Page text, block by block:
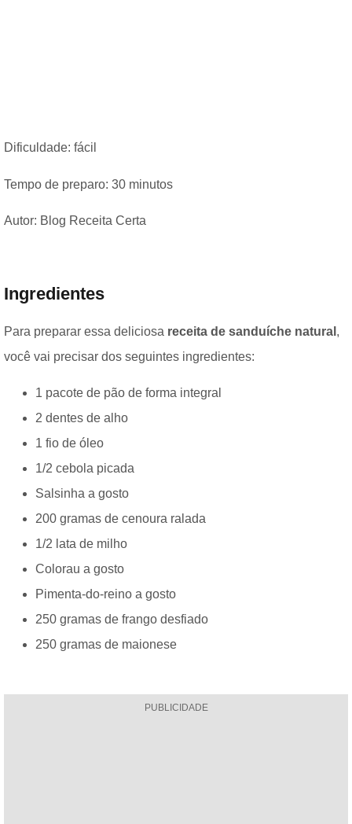
Dificuldade: fácil
Tempo de preparo: 30 minutos
Autor: Blog Receita Certa
Ingredientes
Para preparar essa deliciosa receita de sanduíche natural ,
você vai precisar dos seguintes ingredientes:
1 pacote de pão de forma integral
2 dentes de alho
1 fio de óleo
1/2 cebola picada
Salsinha a gosto
200 gramas de cenoura ralada
1/2 lata de milho
Colorau a gosto
Pimenta-do-reino a gosto
250 gramas de frango desfiado
250 gramas de maionese
PUBLICIDADE